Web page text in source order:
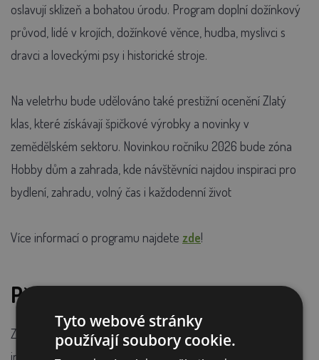
oslavují sklizeň a bohatou úrodu. Program doplní dožínkový
průvod, lidé v krojích, dožínkové věnce, hudba, myslivci s
dravci a loveckými psy i historické stroje.
Na veletrhu bude udělováno také prestižní ocenění Zlatý
klas, které získávají špičkové výrobky a novinky v
zemědělském sektoru. Novinkou ročníku 2026 bude zóna
Hobby dům a zahrada, kde návštěvníci najdou inspiraci pro
bydlení, zahradu, volný čas i každodenní život
Více informací o programu najdete zde!
Přijďte se za námi podívat
Země živitelka 2026 bude skvělou příležitostí, jak načerpat
inspiraci, poznat novinky ze světa zemědělství a potkat se s
Tyto webové stránky
používají soubory cookie.